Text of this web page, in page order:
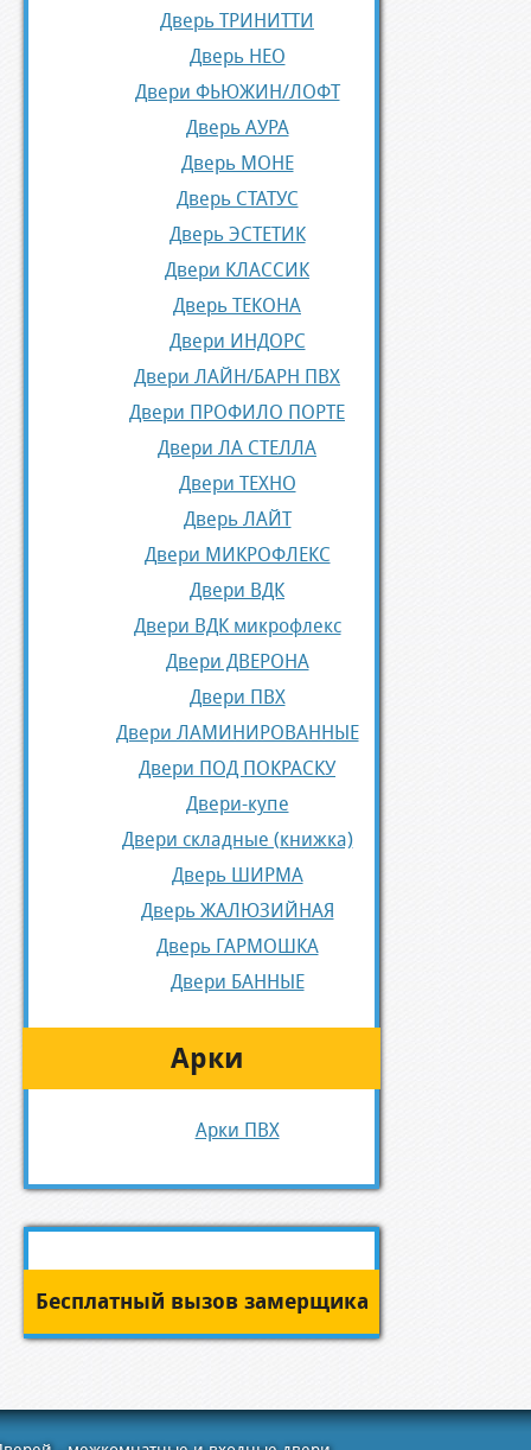
Дверь ТРИНИТТИ
Дверь НЕО
Двери ФЬЮЖИН/ЛОФТ
Дверь АУРА
Дверь МОНЕ
Дверь СТАТУС
Дверь ЭСТЕТИК
Двери КЛАССИК
Дверь ТЕКОНА
Двери ИНДОРС
Двери ЛАЙН/БАРН ПВХ
Двери ПРОФИЛО ПОРТЕ
Двери ЛА СТЕЛЛА
Двери ТЕХНО
Дверь ЛАЙТ
Двери МИКРОФЛЕКС
Двери ВДК
Двери ВДК микрофлекс
Двери ДВЕРОНА
Двери ПВХ
Двери ЛАМИНИРОВАННЫЕ
Двери ПОД ПОКРАСКУ
Двери-купе
Двери складные (книжка)
Дверь ШИРМА
Дверь ЖАЛЮЗИЙНАЯ
Дверь ГАРМОШКА
Двери БАННЫЕ
Арки
Арки ПВХ
Бесплатный вызов замерщика